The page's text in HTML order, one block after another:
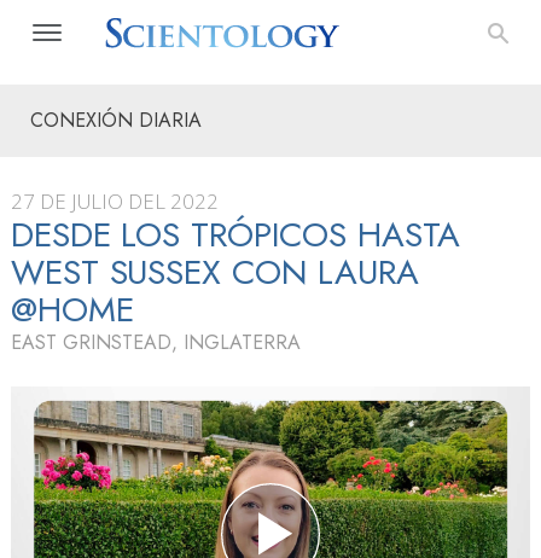
CONEXIÓN DIARIA
27 DE JULIO DEL 2022
DESDE LOS TRÓPICOS HASTA
WEST SUSSEX CON LAURA
@HOME
EAST GRINSTEAD, INGLATERRA